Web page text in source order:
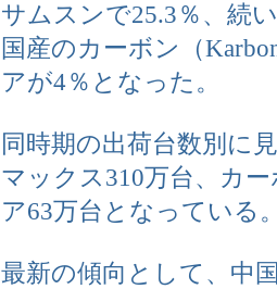
サムスンで25.3％、続
国産のカーボン（
アが4％となった。
同時期の出荷台数別に
マックス310万台、カ
ア63万台となっている
最新の傾向として、中